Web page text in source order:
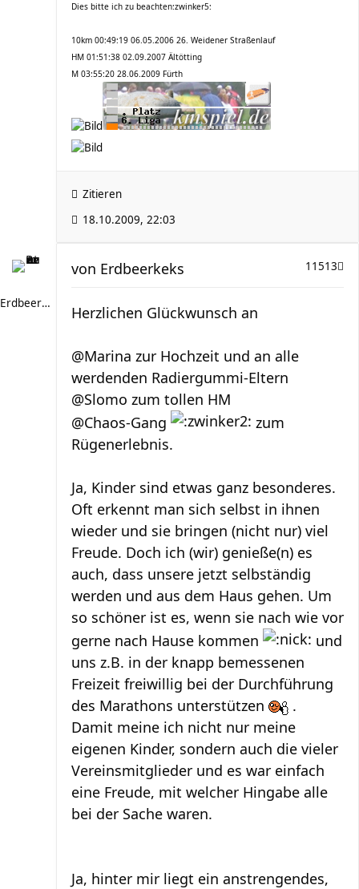
Dies bitte ich zu beachten:zwinker5:
10km 00:49:19 06.05.2006 26. Weidener Straßenlauf
HM 01:51:38 02.09.2007 Ältötting
M 03:55:20 28.06.2009 Fürth
Zitieren
18.10.2009, 22:03
Erdbeerkeks
11513
von Erdbeerkeks
Herzlichen Glückwunsch an
@Marina zur Hochzeit und an alle
werdenden Radiergummi-Eltern
@Slomo zum tollen HM
@Chaos-Gang
zum
Rügenerlebnis.
Ja, Kinder sind etwas ganz besonderes.
Oft erkennt man sich selbst in ihnen
wieder und sie bringen (nicht nur) viel
Freude. Doch ich (wir) genieße(n) es
auch, dass unsere jetzt selbständig
werden und aus dem Haus gehen. Um
so schöner ist es, wenn sie nach wie vor
gerne nach Hause kommen
und
uns z.B. in der knapp bemessenen
Freizeit freiwillig bei der Durchführung
des Marathons unterstützen
.
Damit meine ich nicht nur meine
eigenen Kinder, sondern auch die vieler
Vereinsmitglieder und es war einfach
eine Freude, mit welcher Hingabe alle
bei der Sache waren.
Ja, hinter mir liegt ein anstrengendes,